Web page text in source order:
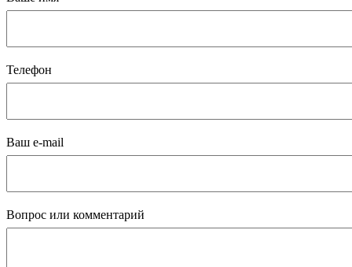
Телефон
Ваш e-mail
Вопрос или комментарий